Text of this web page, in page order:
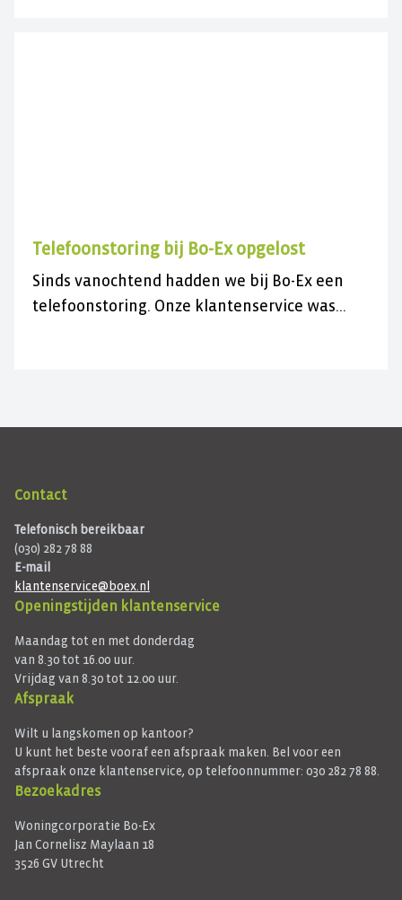
Telefoonstoring bij Bo-Ex opgelost
Sinds vanochtend hadden we bij Bo-Ex een
telefoonstoring. Onze klantenservice was
Contact
Telefonisch bereikbaar
(030) 282 78 88
E-mail
klantenservice@boex.nl
Openingstijden klantenservice
Maandag tot en met donderdag
van 8.30 tot 16.00 uur.
Vrijdag van 8.30 tot 12.00 uur.
Afspraak
Wilt u langskomen op kantoor?
U kunt het beste vooraf een afspraak maken. Bel voor een
afspraak onze klantenservice, op telefoonnummer: 030 282 78 88.
Bezoekadres
Woningcorporatie Bo-Ex
Jan Cornelisz Maylaan 18
3526 GV Utrecht